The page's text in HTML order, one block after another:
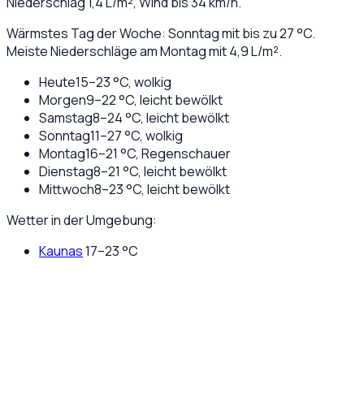
Wärmstes Tag der Woche: Sonntag mit bis zu 27 °C.
Meiste Niederschläge am Montag mit 4,9 L/m².
Heute15–23°C, wolkig
Morgen9–22°C, leicht bewölkt
Samstag8–24°C, leicht bewölkt
Sonntag11–27°C, wolkig
Montag16–21 °C, Regenschauer
Dienstag8–21 °C, leicht bewölkt
Mittwoch8–23°C, leicht bewölkt
Wetter in der Umgebung:
Kaunas17–23°C